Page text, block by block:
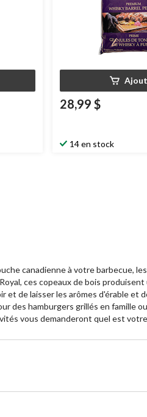
28,99 $
14 en stock
canadienne à votre barbecue,
ces copeaux de bois
et de laisser les arômes d'érable et
des hamburgers grillés en famille
vous demanderont quel est